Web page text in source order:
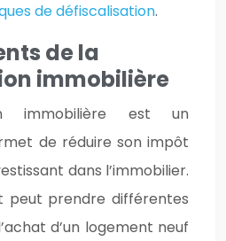
de défiscalisation.
de la
immobilière
immobilière est un
de réduire son impôt
dans l’immobilier.
peut prendre différentes
d’un logement neuf